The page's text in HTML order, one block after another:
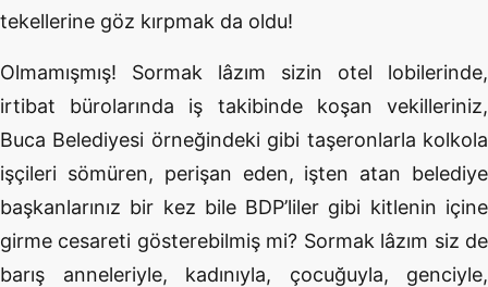
tekellerine göz kırpmak da oldu!
Olmamışmış! Sormak lâzım sizin otel lobilerinde,
irtibat bürolarında iş takibinde koşan vekilleriniz,
Buca Belediyesi örneğindeki gibi taşeronlarla kolkola
işçileri sömüren, perişan eden, işten atan belediye
başkanlarınız bir kez bile BDP’liler gibi kitlenin içine
girme cesareti gösterebilmiş mi? Sormak lâzım siz de
barış anneleriyle, kadınıyla, çocuğuyla, genciyle,